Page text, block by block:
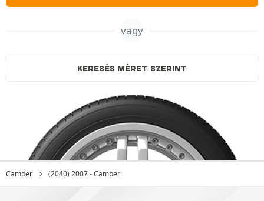
vagy
KERESÉS MÉRET SZERINT
Camper (2040) 2007 - Camper